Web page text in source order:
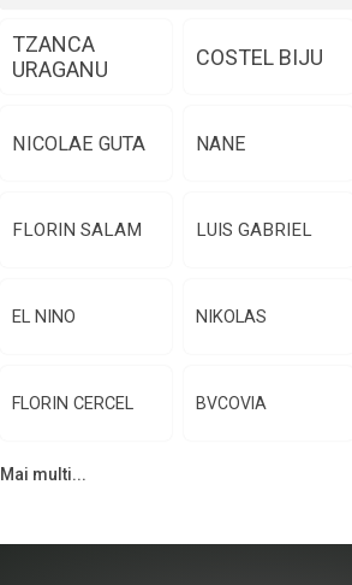
TZANCA
URAGANU
COSTEL BIJU
NICOLAE GUTA NANE
FLORIN SALAM LUIS GABRIEL
EL NINO NIKOLAS
FLORIN CERCEL BVCOVIA
Mai multi...